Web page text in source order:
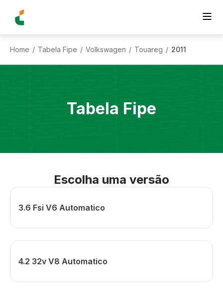
Home / Tabela Fipe / Volkswagen / Touareg / 2011
Tabela Fipe
Escolha uma versão
3.6 Fsi V6 Automatico
4.2 32v V8 Automatico